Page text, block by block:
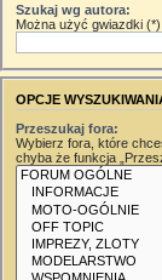
Szukaj wg autora:
Można użyć gwiazdki
OPCJE
Przeszukaj fora:
Wybierz fora, które
chyba że funkcja